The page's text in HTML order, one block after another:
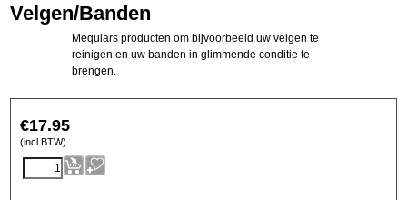
Velgen/Banden
Mequiars producten om bijvoorbeeld uw velgen te
reinigen en uw banden in glimmende conditie te
brengen.
€17.95
(incl BTW)